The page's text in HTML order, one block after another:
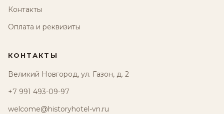
Контакты
Оплата и реквизиты
КОНТАКТЫ
Великий Новгород, ул. Газон, д. 2
+7 991 493-09-97
welcome@historyhotel-vn.ru